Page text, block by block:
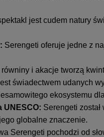
jest cudem natury
Serengeti oferuje jedne z
równiny i akacje tworzą
świadectwem udanych
ekosystemu
UNESCO: Serengeti
globalne znaczenie.
Serengeti pochodzi od